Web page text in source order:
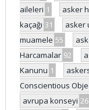
aileleri 1 asker
kaçağı 31 asker
muamele 55
Harcamalar 92
Kanunu 1
Conscientious
avrupa konseyi 26